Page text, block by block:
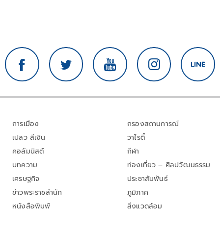
การเมือง
เปลว สีเงิน
คอลัมนิสต์
บทความ
เศรษฐกิจ
ข่าวพระราชสำนัก
หนังสือพิมพ์
กรองสถานการณ์
วาไรตี้
กีฬา
ท่องเที่ยว – ศิลปวัฒนธรรม
ประชาสัมพันธ์
ภูมิภาค
สิ่งแวดล้อม